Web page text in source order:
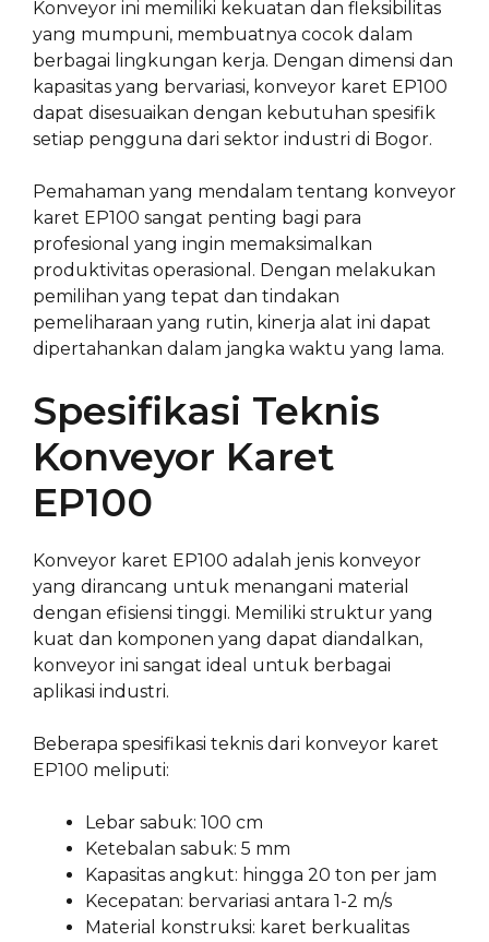
Konveyor ini memiliki kekuatan dan fleksibilitas
yang mumpuni, membuatnya cocok dalam
berbagai lingkungan kerja. Dengan dimensi dan
kapasitas yang bervariasi, konveyor karet EP100
dapat disesuaikan dengan kebutuhan spesifik
setiap pengguna dari sektor industri di Bogor.
Pemahaman yang mendalam tentang konveyor
karet EP100 sangat penting bagi para
profesional yang ingin memaksimalkan
produktivitas operasional. Dengan melakukan
pemilihan yang tepat dan tindakan
pemeliharaan yang rutin, kinerja alat ini dapat
dipertahankan dalam jangka waktu yang lama.
Spesifikasi Teknis
Konveyor Karet
EP100
Konveyor karet EP100 adalah jenis konveyor
yang dirancang untuk menangani material
dengan efisiensi tinggi. Memiliki struktur yang
kuat dan komponen yang dapat diandalkan,
konveyor ini sangat ideal untuk berbagai
aplikasi industri.
Beberapa spesifikasi teknis dari konveyor karet
EP100 meliputi:
Lebar sabuk: 100 cm
Ketebalan sabuk: 5 mm
Kapasitas angkut: hingga 20 ton per jam
Kecepatan: bervariasi antara 1-2 m/s
Material konstruksi: karet berkualitas